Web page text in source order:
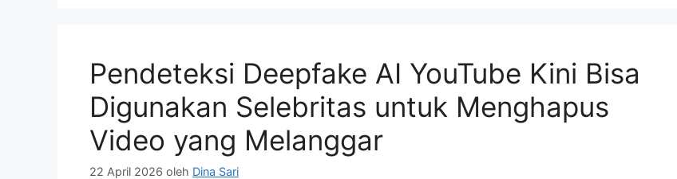
Pendeteksi Deepfake AI YouTube Kini Bisa
Digunakan Selebritas untuk Menghapus
Video yang Melanggar
22 April 2026 oleh Dina Sari